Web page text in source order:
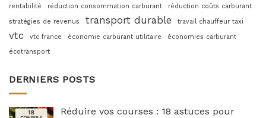
rentabilité
réduction consommation carburant
réduction coûts carburant
stratégies de revenus
transport durable travail chauffeur taxi
vtc vtc france économie carburant utilitaire
économies carburant
écotransport
DERNIERS POSTS
Réduire vos courses : 18 astuces pour